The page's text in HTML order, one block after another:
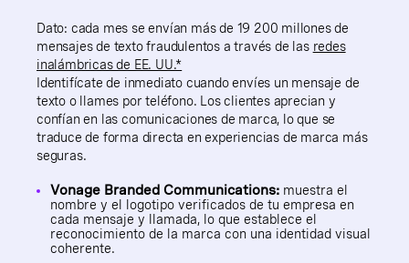
Dato: cada mes se envían más de 19 200 millones de
mensajes de texto fraudulentos a través de las redes
inalámbricas de EE. UU.*
Identifícate de inmediato cuando envíes un mensaje de
texto o llames por teléfono. Los clientes aprecian y
confían en las comunicaciones de marca, lo que se
traduce de forma directa en experiencias de marca más
seguras.
Vonage Branded Communications: muestra el
nombre y el logotipo verificados de tu empresa en
cada mensaje y llamada, lo que establece el
reconocimiento de la marca con una identidad visual
coherente.